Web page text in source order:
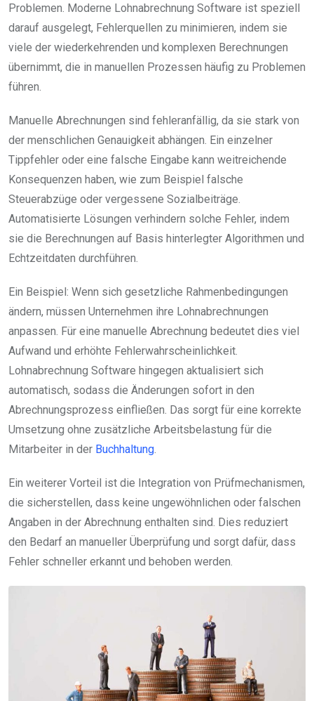
Problemen. Moderne Lohnabrechnung Software ist speziell
darauf ausgelegt, Fehlerquellen zu minimieren, indem sie
viele der wiederkehrenden und komplexen Berechnungen
übernimmt, die in manuellen Prozessen häufig zu Problemen
führen.
Manuelle Abrechnungen sind fehleranfällig, da sie stark von
der menschlichen Genauigkeit abhängen. Ein einzelner
Tippfehler oder eine falsche Eingabe kann weitreichende
Konsequenzen haben, wie zum Beispiel falsche
Steuerabzüge oder vergessene Sozialbeiträge.
Automatisierte Lösungen verhindern solche Fehler, indem
sie die Berechnungen auf Basis hinterlegter Algorithmen und
Echtzeitdaten durchführen.
Ein Beispiel: Wenn sich gesetzliche Rahmenbedingungen
ändern, müssen Unternehmen ihre Lohnabrechnungen
anpassen. Für eine manuelle Abrechnung bedeutet dies viel
Aufwand und erhöhte Fehlerwahrscheinlichkeit.
Lohnabrechnung Software hingegen aktualisiert sich
automatisch, sodass die Änderungen sofort in den
Abrechnungsprozess einfließen. Das sorgt für eine korrekte
Umsetzung ohne zusätzliche Arbeitsbelastung für die
Mitarbeiter in der Buchhaltung.
Ein weiterer Vorteil ist die Integration von Prüfmechanismen,
die sicherstellen, dass keine ungewöhnlichen oder falschen
Angaben in der Abrechnung enthalten sind. Dies reduziert
den Bedarf an manueller Überprüfung und sorgt dafür, dass
Fehler schneller erkannt und behoben werden.